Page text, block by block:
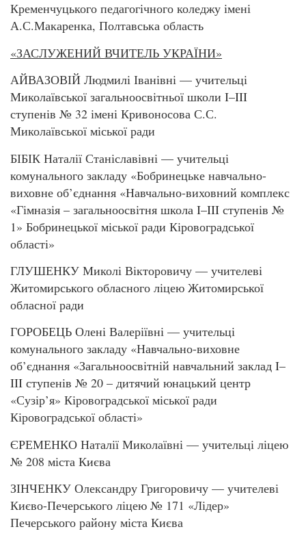
Кременчуцького педагогічного коледжу імені
А.С.Макаренка, Полтавська область
«ЗАСЛУЖЕНИЙ ВЧИТЕЛЬ УКРАЇНИ»
АЙВАЗОВІЙ Людмилі Іванівні — учительці
Миколаївської загальноосвітньої школи I–III
ступенів № 32 імені Кривоносова С.С.
Миколаївської міської ради
БІБІК Наталії Станіславівні — учительці
комунального закладу «Бобринецьке навчально-
виховне об’єднання «Навчально-виховний комплекс
«Гімназія – загальноосвітня школа I–III ступенів №
1» Бобринецької міської ради Кіровоградської
області»
ГЛУШЕНКУ Миколі Вікторовичу — учителеві
Житомирського обласного ліцею Житомирської
обласної ради
ГОРОБЕЦЬ Олені Валеріївні — учительці
комунального закладу «Навчально-виховне
об’єднання «Загальноосвітній навчальний заклад I–
III ступенів № 20 – дитячий юнацький центр
«Сузір’я» Кіровоградської міської ради
Кіровоградської області»
ЄРЕМЕНКО Наталії Миколаївні — учительці ліцею
№ 208 міста Києва
ЗІНЧЕНКУ Олександру Григоровичу — учителеві
Києво-Печерського ліцею № 171 «Лідер»
Печерського району міста Києва